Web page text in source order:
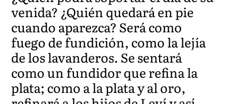
venida? ¿Quién quedará en pie
cuando aparezca? Será como
fuego de fundición, como la lejía
de los lavanderos. Se sentará
como un fundidor que refina la
plata; como a la plata y al oro,